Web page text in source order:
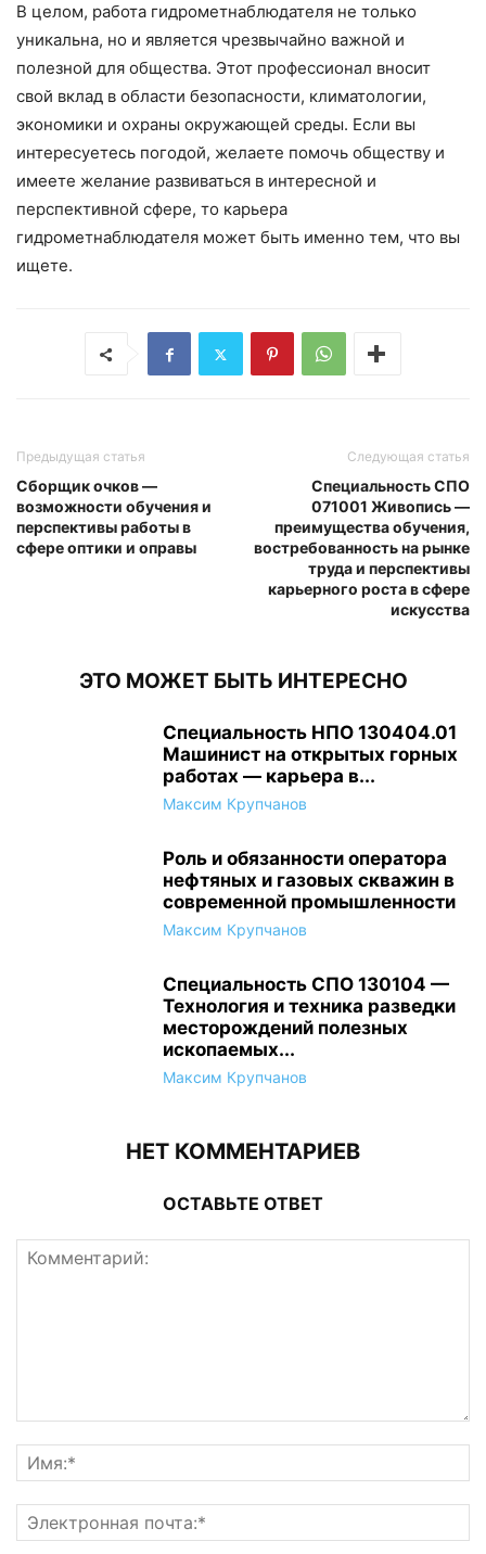
В целом, работа гидрометнаблюдателя не только
уникальна, но и является чрезвычайно важной и
полезной для общества. Этот профессионал вносит
свой вклад в области безопасности, климатологии,
экономики и охраны окружающей среды. Если вы
интересуетесь погодой, желаете помочь обществу и
имеете желание развиваться в интересной и
перспективной сфере, то карьера
гидрометнаблюдателя может быть именно тем, что вы
ищете.
Предыдущая статья
Сборщик очков —
возможности обучения и
перспективы работы в
сфере оптики и оправы
Следующая статья
Специальность СПО
071001 Живопись —
преимущества обучения,
востребованность на рынке
труда и перспективы
карьерного роста в сфере
искусства
ЭТО МОЖЕТ БЫТЬ ИНТЕРЕСНО
Специальность НПО 130404.01
Машинист на открытых горных
работах — карьера в...
Максим Крупчанов
Роль и обязанности оператора
нефтяных и газовых скважин в
современной промышленности
Максим Крупчанов
Специальность СПО 130104 —
Технология и техника разведки
месторождений полезных
ископаемых...
Максим Крупчанов
НЕТ КОММЕНТАРИЕВ
ОСТАВЬТЕ ОТВЕТ